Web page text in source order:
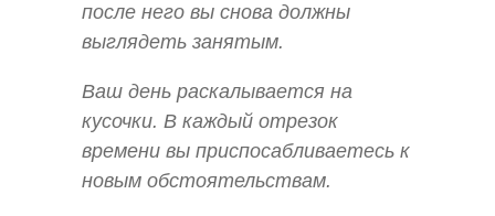
после него вы снова должны
выглядеть занятым.
Ваш день раскалывается на
кусочки. В каждый отрезок
времени вы приспосабливаетесь к
новым обстоятельствам.